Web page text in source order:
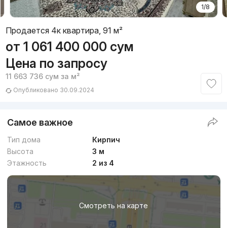
1/8
Продается 4к квартира, 91 м²
от 1 061 400 000 сум
Цена по запросу
11 663 736 сум за м²
Опубликовано 30.09.2024
Самое важное
Тип дома
Кирпич
Высота
3 м
Этажность
2 из 4
Смотреть на карте